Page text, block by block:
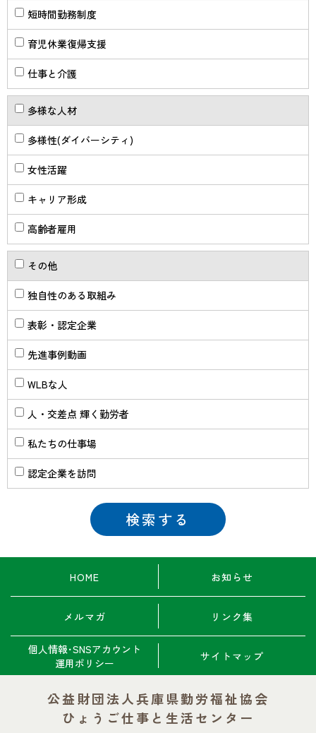
短時間勤務制度
育児休業復帰支援
仕事と介護
多様な人材
多様性(ダイバーシティ)
女性活躍
キャリア形成
高齢者雇用
その他
独自性のある取組み
表彰・認定企業
先進事例動画
WLBな人
人・交差点 輝く勤労者
私たちの仕事場
認定企業を訪問
HOME お知らせ
メルマガ リンク集
個人情報･SNSアカウント
運用ポリシー
サイトマップ
公益財団法人兵庫県勤労福祉協会
ひょうご仕事と生活センター